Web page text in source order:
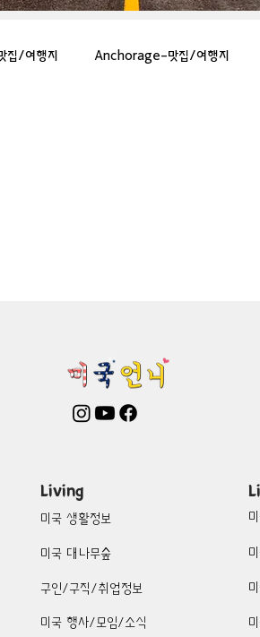
/여행지 Anchorage-맛집/여행지
지
Cambridge-맛집/여행지
여행지Living
미국 생활정보
미국 대나무숲
구인/구직/취업정보
미국 행사/모임/소식